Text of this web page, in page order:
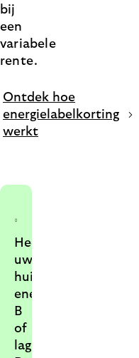
bij
een
variabele
rente.
Ontdek hoe
energielabelkorting
werkt
Heeft
uw
huis
energielabel
B
of
lager?